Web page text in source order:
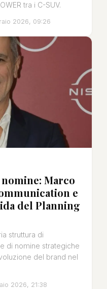
tra i C-SUV.
2026, 09:26
Marco
e
del Planning
struttura di
di nomine strategiche
del brand nel
2026, 21:38